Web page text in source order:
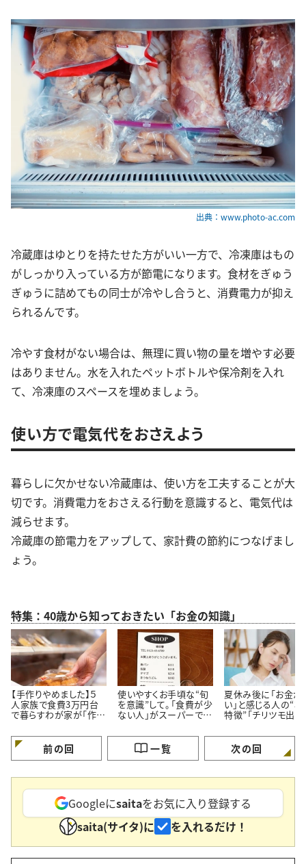
出典：www.photo-ac.com
冷蔵庫はゆとりを持たせた方がいい一方で、冷凍庫はもの
がしっかり入っている方が節電になります。食材をぎゅう
ぎゅうに詰めてもの同士が冷やし合うと、消費電力が抑え
られるんです。
冷やす食材がない場合は、無理に買い物の量を増やす必要
はありません。水を入れたペットボトルや保冷剤を入れ
て、冷凍庫のスペースを埋めましょう。
使い方で電気代をおさえよう
暮らしに欠かせない冷蔵庫は、使い方を工夫することが大
切です。消費電力をおさえる行動を意識すると、電気代は
減らせます。
冷蔵庫の節電力をアップして、家計費の節約につなげまし
ょう。
特集：40歳から知っておきたい「お金の知識」
【手作りやめました】５
人家族で食費3万円台
で暮らすわが家が「作ら
3つ」
使いやすくお手頃な“旬
を意識”して。「食費が少
ない人」がスーパーでよ
夏休み後に「お金が
い」と感じる人の“3
特徴”「チリツモ出
前の回 一覧 次の回
Googleにsaitaをお気に入り登録する
saita(サイタ)に
を入れるだけ！